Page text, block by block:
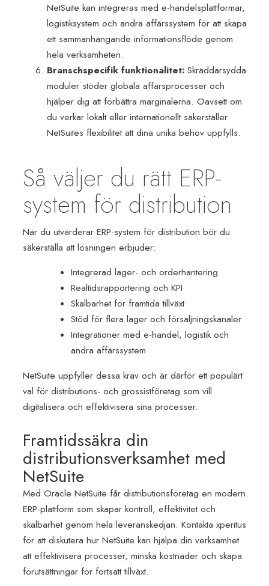
NetSuite kan integreras med e-handelsplattformar,
logistiksystem och andra affärssystem för att skapa
ett sammanhängande informationsflöde genom
hela verksamheten.
Branschspecifik funktionalitet:Skräddarsydda
moduler stöder globala affärsprocesser och
hjälper dig att förbättra marginalerna. Oavsett om
du verkar lokalt eller internationellt säkerställer
NetSuites flexibilitet att dina unika behov uppfylls.
Så väljer du rätt ERP-
system för distribution
När du utvärderar ERP-system för distribution bör du
säkerställa att lösningen erbjuder:
Integrerad lager- och orderhantering
Realtidsrapportering och KPI
Skalbarhet för framtida tillväxt
Stöd för flera lager och försäljningskanaler
Integrationer med e-handel, logistik och
andra affärssystem
NetSuite uppfyller dessa krav och är därför ett populärt
val för distributions- och grossistföretag som vill
digitalisera och effektivisera sina processer.
Framtidssäkra din
distributionsverksamhet med
NetSuite
Med Oracle NetSuite får distributionsföretag en modern
ERP-plattform som skapar kontroll, effektivitet och
skalbarhet genom hela leveranskedjan. Kontakta xperitus
för att diskutera hur NetSuite kan hjälpa din verksamhet
att effektivisera processer, minska kostnader och skapa
förutsättningar för fortsatt tillväxt.